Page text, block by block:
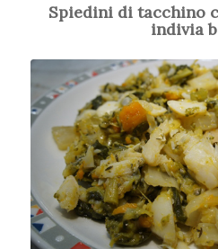
Spiedini di tacchino
indivia